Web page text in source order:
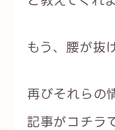
もう、腰が抜
再びそれらの
記事がコチラで